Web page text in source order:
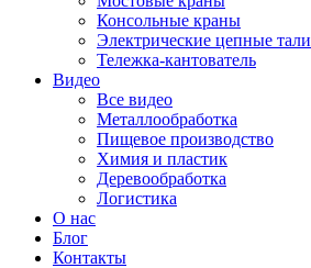
Консольные краны
Электрические цепные тали
Тележка-кантователь
Видео
Все видео
Металлообработка
Пищевое производство
Химия и пластик
Деревообработка
Логистика
О нас
Блог
Контакты